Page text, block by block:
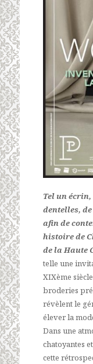
Tel un
dentelles,
afin de
histoire de
de la Haute
telle une
XIXème
broderies
révèlent le
élever la
Dans une
chatoyantes
cette